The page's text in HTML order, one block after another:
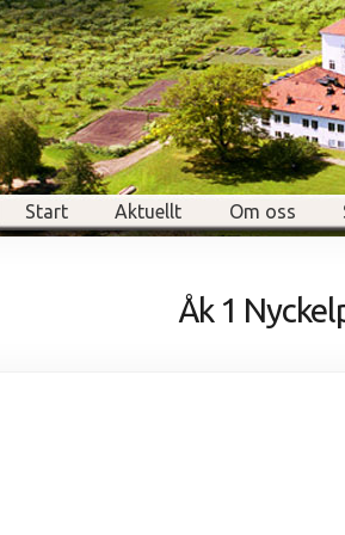
Start Aktuellt Om oss
Åk 1